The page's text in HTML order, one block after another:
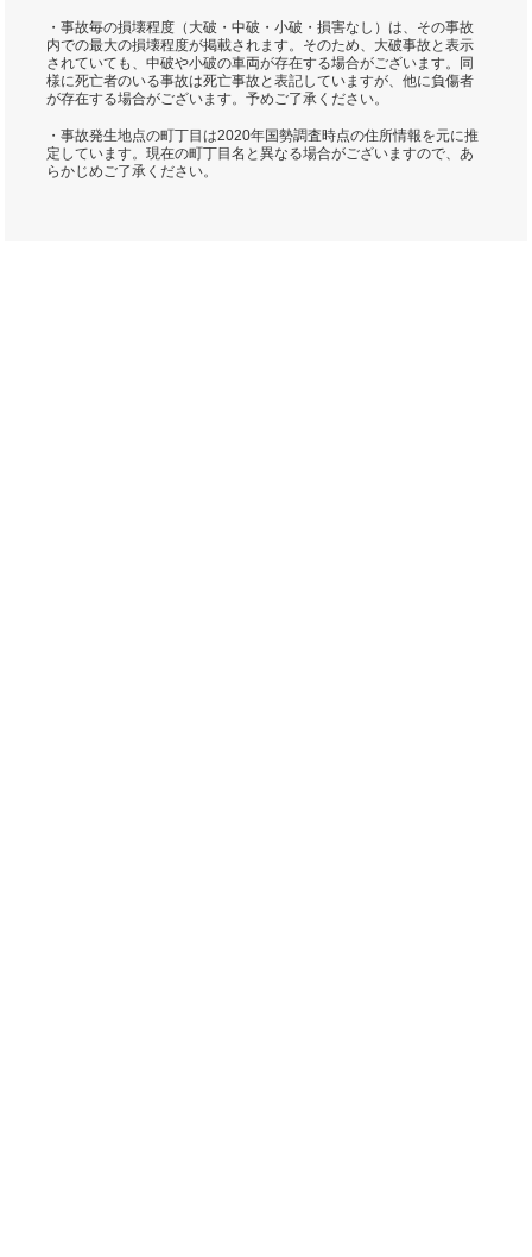
・事故毎の損壊程度（大破・中破・小破・損害なし）は、その事故
内での最大の損壊程度が掲載されます。そのため、大破事故と表示
されていても、中破や小破の車両が存在する場合がございます。同
様に死亡者のいる事故は死亡事故と表記していますが、他に負傷者
が存在する場合がございます。予めご了承ください。
・事故発生地点の町丁目は2020年国勢調査時点の住所情報を元に推
定しています。現在の町丁目名と異なる場合がございますので、あ
らかじめご了承ください。